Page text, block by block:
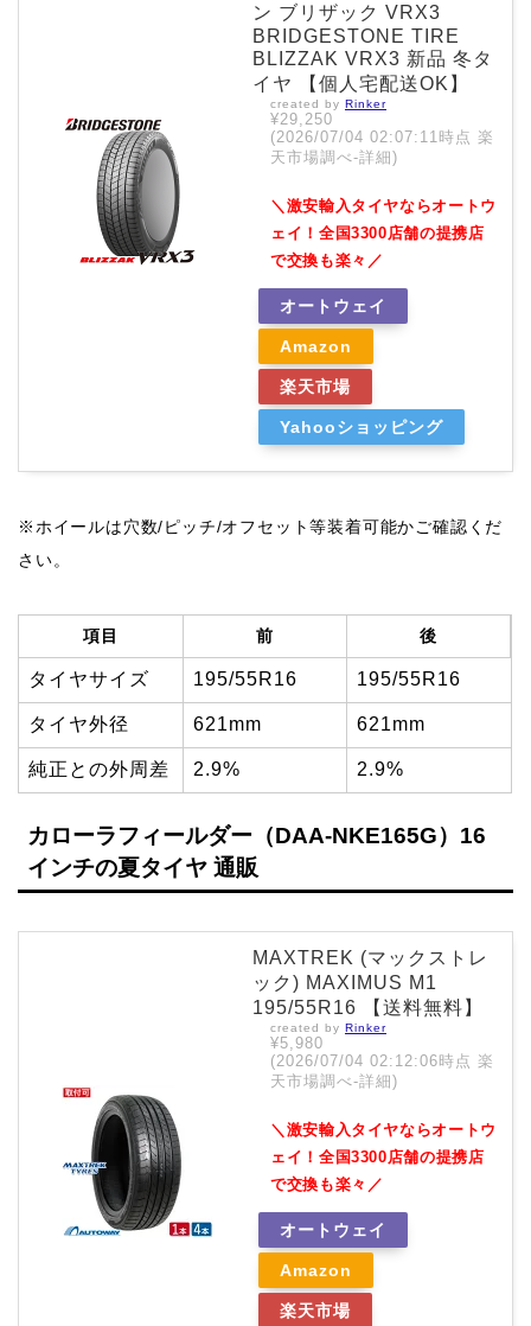
ン ブリザック VRX3
BRIDGESTONE TIRE
BLIZZAK VRX3 新品 冬タ
イヤ 【個人宅配送OK】
created by Rinker
¥29,250
(2026/07/04 02:07:11時点 楽
天市場調べ-詳細)
＼激安輸入タイヤならオートウ
ェイ！全国3300店舗の提携店
で交換も楽々／
オートウェイ
Amazon
楽天市場
Yahooショッピング
※ホイールは穴数/ピッチ/オフセット等装着可能かご確認くだ
さい。
項目 前 後
タイヤサイズ 195/55R16 195/55R16
タイヤ外径 621mm 621mm
純正との外周差 2.9% 2.9%
カローラフィールダー（DAA-NKE165G）16
インチの夏タイヤ 通販
MAXTREK (マックストレ
ック) MAXIMUS M1
195/55R16 【送料無料】
created by Rinker
¥5,980
(2026/07/04 02:12:06時点 楽
天市場調べ-詳細)
＼激安輸入タイヤならオートウ
ェイ！全国3300店舗の提携店
で交換も楽々／
オートウェイ
Amazon
楽天市場